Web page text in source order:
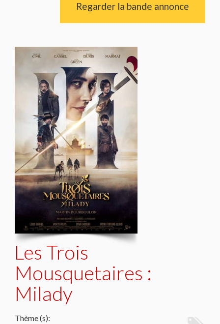
Regarder la bande annonce
Les Trois
Mousquetaires :
Milady
Thème (s):